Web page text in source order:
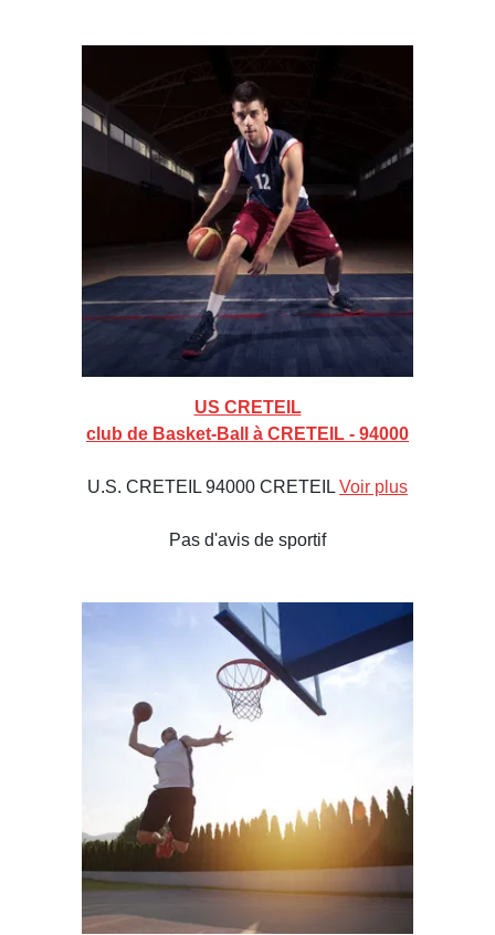
US CRETEIL
club de Basket-Ball à CRETEIL - 94000
U.S. CRETEIL 94000 CRETEIL Voir plus
Pas d'avis de sportif